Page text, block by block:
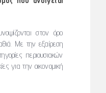
στον όρο
Με την εξαίρεση
περιουσιακών
για την οικονομική